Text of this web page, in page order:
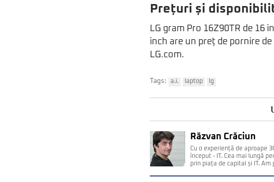
Prețuri și
LG gram Pro 16Z90TR de 16
inch are un preț de pornire
LG.com.
Tags: a.i. laptop lg
Răzvan Crăciun
Cu o experiență de aproape
început - IT. Cea mai lungă
prin piața de capital și IT. Am